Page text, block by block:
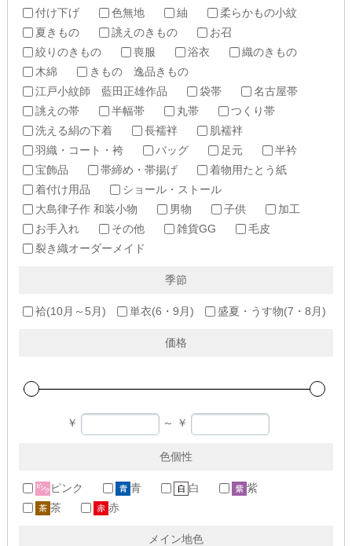
付け下げ
色無地 紬
柔らかもの小紋
夏きもの
誂えのきもの
お召
絞りのきもの
喪服 浴衣
織のきもの
木綿
きもの 逸品きもの
江戸小紋師 藍田正雄作品
袋帯
名古屋帯
誂えの帯
半幅帯 丸帯
つくり帯
洗える絹の下着
長襦袢
肌襦袢
羽織・コート・袴
バッグ 足元
半衿
宝飾品
帯締め・帯揚げ
着物用たとう紙
着付け用品
ショール・ストール
大島律子作 和装小物
男物 子供
加工
お手入れ
その他 雑貨GG
毛皮
裂き織オーダーメイド
季節
袷(10月～5月) 単衣(6・9月) 盛夏・うす物(7・8月)
価格
￥ ～ ￥
色個性
ピンク 青 白
紫
茶
赤
メイン地色